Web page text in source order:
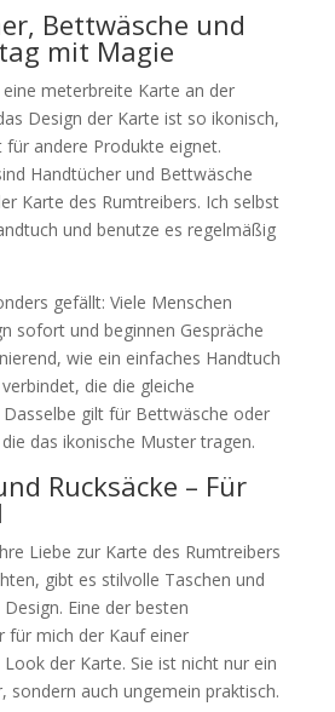
Bettwäsche und
mit Magie
meterbreite Karte an der
Design der Karte ist so ikonisch,
für andere Produkte eignet.
Handtücher und Bettwäsche
Karte des Rumtreibers. Ich selbst
und benutze es regelmäßig
gefällt: Viele Menschen
sofort und beginnen Gespräche
wie ein einfaches Handtuch
die die gleiche
gilt für Bettwäsche oder
das ikonische Muster tragen.
Rucksäcke – Für
Liebe zur Karte des Rumtreibers
gibt es stilvolle Taschen und
Eine der besten
für mich der Kauf einer
der Karte. Sie ist nicht nur ein
sondern auch ungemein praktisch.